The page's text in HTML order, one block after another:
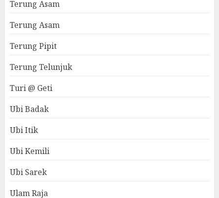
Terung Asam
Terung Asam
Terung Pipit
Terung Telunjuk
Turi @ Geti
Ubi Badak
Ubi Itik
Ubi Kemili
Ubi Sarek
Ulam Raja